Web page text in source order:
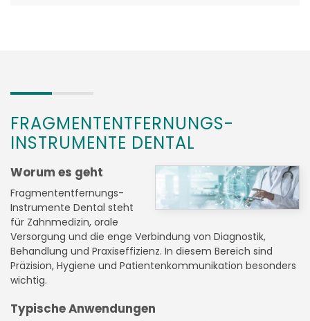
FRAGMENTENTFERNUNGS-
INSTRUMENTE DENTAL
Worum es geht
Fragmententfernungs-
Instrumente Dental steht
für Zahnmedizin, orale
Versorgung und die enge Verbindung von Diagnostik,
Behandlung und Praxiseffizienz. In diesem Bereich sind
Präzision, Hygiene und Patientenkommunikation besonders
wichtig.
Typische Anwendungen